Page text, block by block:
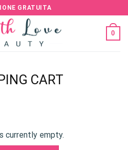
GRATUITA
0
CART
currently empty.